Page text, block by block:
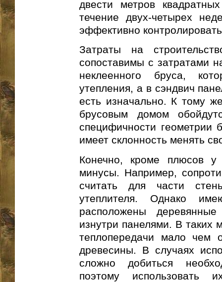
двести метров
течение двух-четырех
эффективно
Затраты на
сопоставимы с затратами
неклеенного бруса,
утепления, а в сэндвич
есть изначально. К тому
брусовым домом
специфичности геометрии
имеет склонность менять
Конечно, кроме плюсов
минусы. Например,
считать для части
утеплителя. Однако
расположены
изнутри панелями. В таких
теплопередачи мало чем
древесины. В случаях
сложно добиться
поэтому использовать